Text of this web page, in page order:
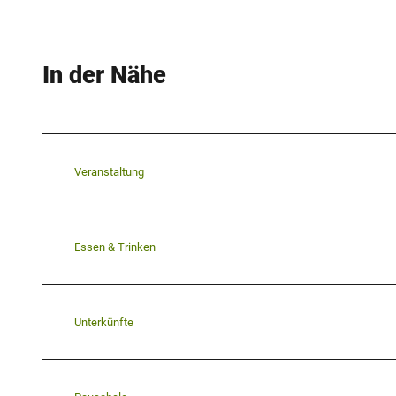
In der Nähe
Veranstaltung
Essen & Trinken
Unterkünfte